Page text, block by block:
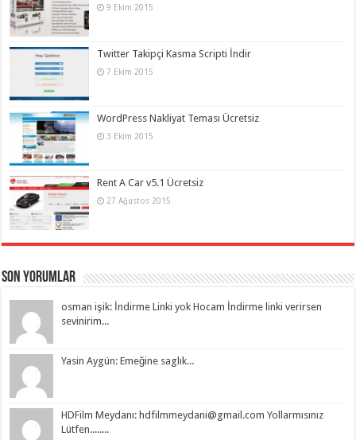
9 Ekim 2015
Twitter Takipçi Kasma Scripti İndir
7 Ekim 2015
WordPress Nakliyat Teması Ücretsiz
3 Ekim 2015
Rent A Car v5.1 Ücretsiz
27 Ağustos 2015
Son Yorumlar
osman işik: İndirme Linki yok Hocam İndirme linki verirsen
sevinirim...
Yasin Aygün: Emeğine saglık...
HDFilm Meydanı: hdfilmmeydani@gmail.com Yollarmısınız
Lütfen........